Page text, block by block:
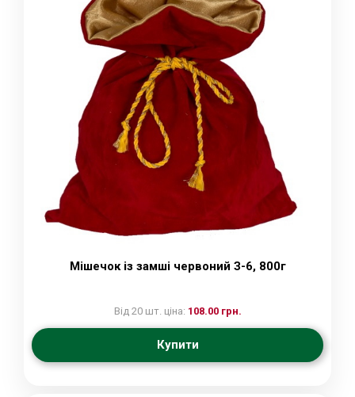
Мішечок із замші червоний З-6, 800г
Від 20 шт. ціна: 108.00 грн.
Купити